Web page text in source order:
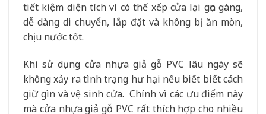
tiết kiệm diện tích vì có thế xếp cửa lại gọn gàng,
dễ dàng di chuyển, lắp đặt và không bị ăn mòn,
chịu nước tốt.
Khi sử dụng cửa nhựa giả gỗ PVC lâu ngày sẽ
không xảy ra tình trạng hư hại nếu biết biết cách
giữ gìn và vệ sinh cửa. Chính vì các ưu điểm này
mà cửa nhựa giả gỗ PVC rất thích hợp cho nhiều